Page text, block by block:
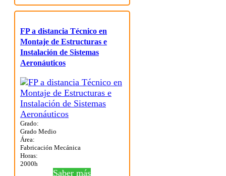
FP a distancia Técnico en
Montaje de Estructuras e
Instalación de Sistemas
Aeronáuticos
Grado:
Grado Medio
Área:
Fabricación Mecánica
Horas:
2000h
Saber más